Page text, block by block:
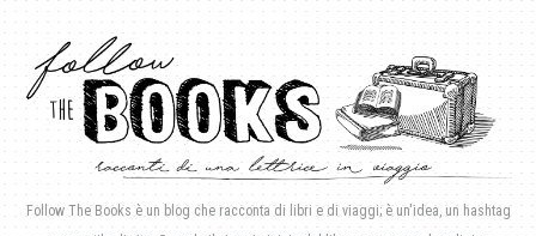
Follow The Books è un blog che racconta di libri e di viaggi; è un'idea, un hashtag